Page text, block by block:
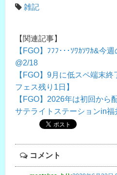
雑記
【関連記事】
【FGO】ﾌﾌﾌ･･･ｿﾜｶｿﾜｶ&今
@2/18
【FGO】9月に低スペ端末
フェス残り1日】
【FGO】2026年は初回から
サテライトステーションin福
コメント